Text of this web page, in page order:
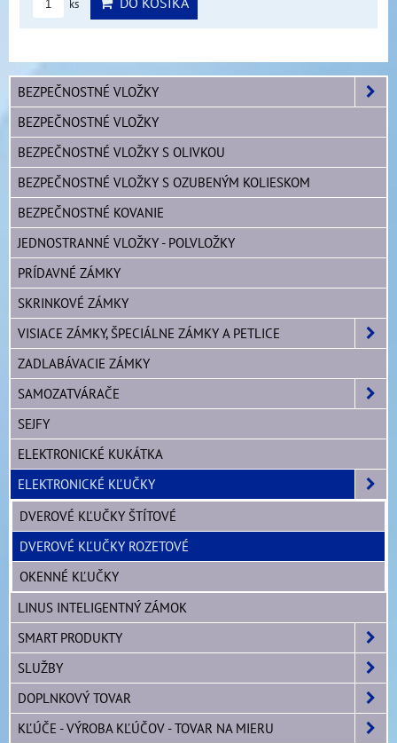
ks
BEZPEČNOSTNÉ VLOŽKY
BEZPEČNOSTNÉ VLOŽKY
BEZPEČNOSTNÉ VLOŽKY S OLIVKOU
BEZPEČNOSTNÉ VLOŽKY S OZUBENÝM KOLIESKOM
BEZPEČNOSTNÉ KOVANIE
JEDNOSTRANNÉ VLOŽKY - POLVLOŽKY
PRÍDAVNÉ ZÁMKY
SKRINKOVÉ ZÁMKY
VISIACE ZÁMKY, ŠPECIÁLNE ZÁMKY A PETLICE
ZADLABÁVACIE ZÁMKY
SAMOZATVÁRAČE
SEJFY
ELEKTRONICKÉ KUKÁTKA
ELEKTRONICKÉ KĽUČKY
DVEROVÉ KĽUČKY ŠTÍTOVÉ
DVEROVÉ KĽUČKY ROZETOVÉ
OKENNÉ KĽUČKY
LINUS INTELIGENTNÝ ZÁMOK
SMART PRODUKTY
SLUŽBY
DOPLNKOVÝ TOVAR
KĽÚČE - VÝROBA KĽÚČOV - TOVAR NA MIERU